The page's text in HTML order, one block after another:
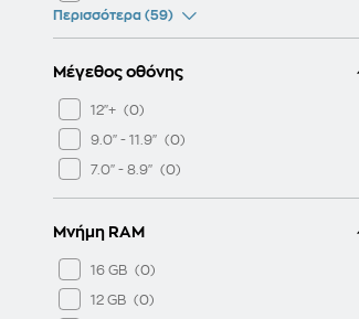
Περισσότερα (59)
Μέγεθος οθόνης
12"+
9.0" - 11.9"
7.0" - 8.9"
Μνήμη RAM
16 GB
12 GB